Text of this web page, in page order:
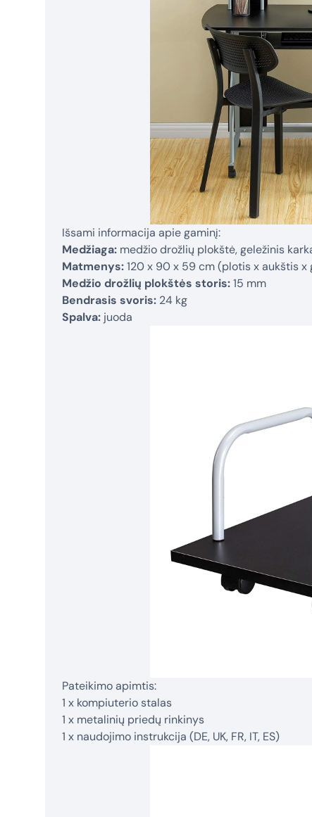
Išsami informacija apie gaminį:
Medžiaga: medžio drožlių plokštė, geležinis
Matmenys:120 x 90 x 59 cm (plotis x aukštis x
Medžio drožlių plokštės storis:15 mm
Bendrasis svoris: 24 kg
Spalva: juoda
Pateikimo apimtis:
1 x kompiuterio stalas
1 x metalinių priedų rinkinys
1 x naudojimo instrukcija (DE, UK, FR, IT, ES)